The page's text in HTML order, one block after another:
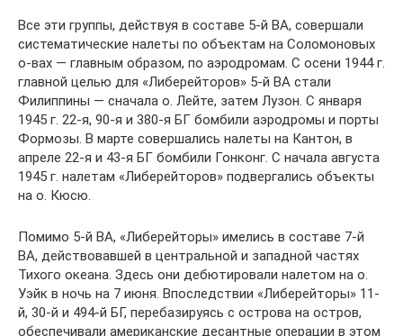
Все эти группы, действуя в составе 5-й ВА, совершали
систематические налеты по объектам на Соломоновых
о-вах — главным образом, по аэродромам. С осени 1944 г.
главной целью для «Либерейторов» 5-й ВА стали
Филиппины — сначала о. Лейте, затем Лузон. С января
1945 г. 22-я, 90-я и 380-я БГ бомбили аэродромы и порты
Формозы. В марте совершались налеты на Кантон, в
апреле 22-я и 43-я БГ бомбили Гонконг. С начала августа
1945 г. налетам «Либерейторов» подвергались объекты
на о. Кюсю.
Помимо 5-й ВА, «Либерейторы» имелись в составе 7-й
ВА, действовавшей в центральной и западной частях
Тихого океана. Здесь они дебютировали налетом на о.
Уэйк в ночь на 7 июня. Впоследствии «Либерейторы» 11-
й, 30-й и 494-й БГ, перебазируясь с острова на остров,
обеспечивали американские десантные операции в этом